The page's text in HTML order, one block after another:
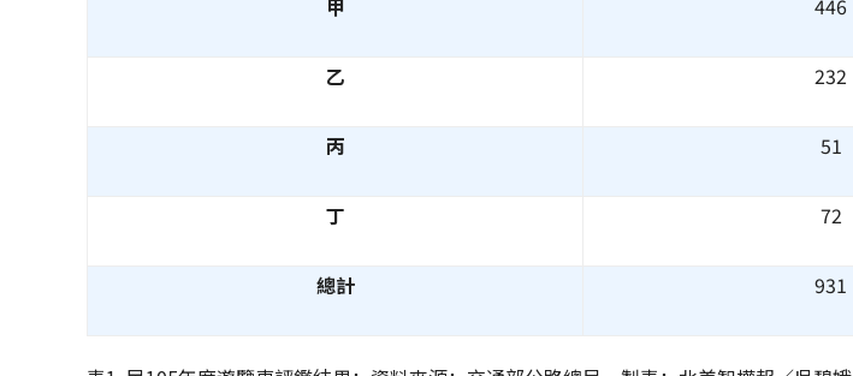
甲 446
乙 232
丙 51
丁 72
總計 931